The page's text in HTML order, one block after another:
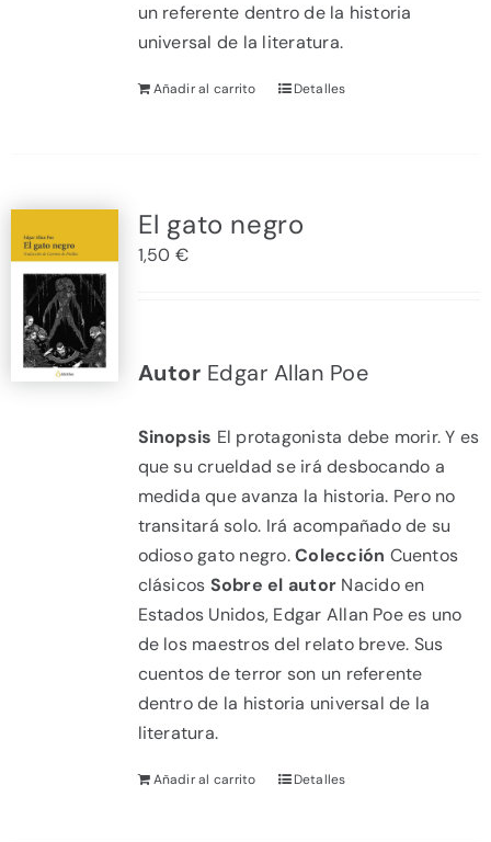
un referente dentro de la historia
universal de la literatura.
Añadir al carrito Detalles
El gato negro
1,50 €
Autor Edgar Allan Poe
Sinopsis El protagonista debe morir. Y es
que su crueldad se irá desbocando a
medida que avanza la historia. Pero no
transitará solo. Irá acompañado de su
odioso gato negro.Colección Cuentos
clásicos Sobre el autor Nacido en
Estados Unidos, Edgar Allan Poe es uno
de los maestros del relato breve. Sus
cuentos de terror son un referente
dentro de la historia universal de la
literatura.
Añadir al carrito Detalles